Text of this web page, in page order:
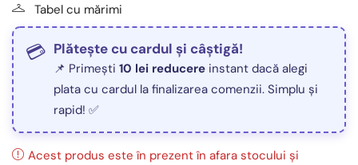
Tabel cu mărimi
Plătește cu cardul și câștigă!
📌 Primești 10 lei reducere instant dacă alegi
plata cu cardul la finalizarea comenzii. Simplu și
rapid! ✅
Acest produs este în prezent în afara stocului și